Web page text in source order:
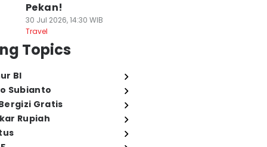
Pekan!
30 Jul 2026, 14:30 WIB
Travel
Topics
BI
Subianto
Gratis
Rupiah